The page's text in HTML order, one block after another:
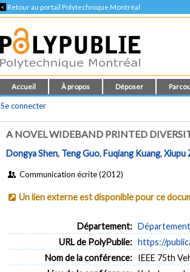
< Retour au portail Polytechnique Montréal
Accueil À propos Déposer
Se connecter
A NOVEL WIDEBAND PRINTED
Dongya Shen, Teng Guo,Fuqiang Kuang,Xiupu
Communication écrite (2012)
Un lien externe est disponible pour ce
Département:
URL de PolyPublie: https://
Nom de la conférence: IEEE 75th